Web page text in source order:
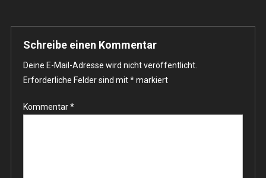
Schreibe einen Kommentar
Deine E-Mail-Adresse wird nicht veröffentlicht.
Erforderliche Felder sind mit*markiert
Kommentar*